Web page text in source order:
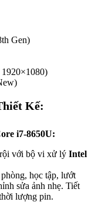
Gen)
Kế:
i7-8650U:
với bộ vi xử lý Intel
học tập, lướt
sửa ảnh nhẹ. Tiết
lượng pin.